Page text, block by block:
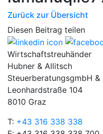
Zurück zur Übersicht
Diesen Beitrag teilen
Wirtschaftstreuhänder
Hubner & Allitsch
SteuerberatungsgmbH &
Leonhardstraße 104
8010 Graz
T: +43 316 338 338